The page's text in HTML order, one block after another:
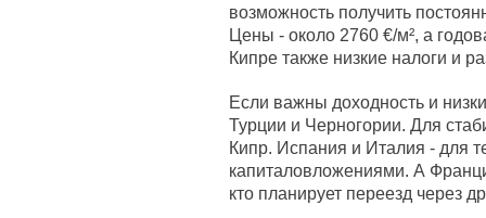
возможность получить
Цены - около 2760 €/м², а
Кипре также низкие налоги и
Если важны доходность и
Турции и Черногории. Для
Кипр. Испания и Италия - для
капиталовложениями. А
кто планирует переезд через